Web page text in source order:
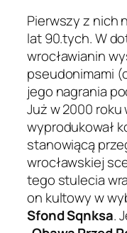
Pierwszy z nich
lat 90.tych. W
wrocławianin
pseudonimami
jego nagrania
Już w 2000 roku
wyprodukował
stanowiącą
wrocławskiej
tego stulecia
on kultowy w
Sfond Sqnksa.